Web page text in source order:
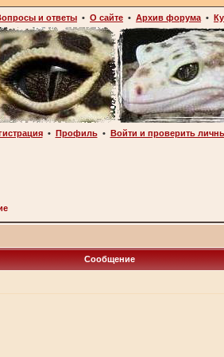
и ответы • О сайте • Архив форума •
• Профиль• Войти и проверить
Сообщение